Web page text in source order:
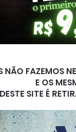
NÃO FAZEMOS
E OS
SITE É